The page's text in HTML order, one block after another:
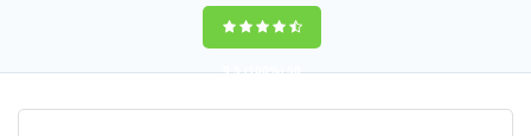
9,5(100%)50
votes